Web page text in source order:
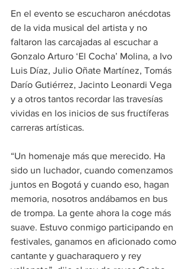
En el evento se escucharon anécdotas
de la vida musical del artista y no
faltaron las carcajadas al escuchar a
Gonzalo Arturo ‘El Cocha’ Molina, a Ivo
Luis Díaz, Julio Oñate Martínez, Tomás
Darío Gutiérrez, Jacinto Leonardi Vega
y a otros tantos recordar las travesías
vividas en los inicios de sus fructíferas
carreras artísticas.
“Un homenaje más que merecido. Ha
sido un luchador, cuando comenzamos
juntos en Bogotá y cuando eso, hagan
memoria, nosotros andábamos en bus
de trompa. La gente ahora la coge más
suave. Estuvo conmigo participando en
festivales, ganamos en aficionado como
cantante y guacharaquero y rey